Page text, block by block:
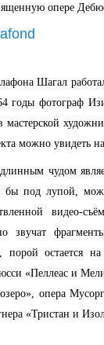
опере
Шагал
годы фотограф
мастерской
можно увидеть
чудом
под лупой,
видео-
звучат
порой остается
«Пеллеас и
опера
«Тристан и